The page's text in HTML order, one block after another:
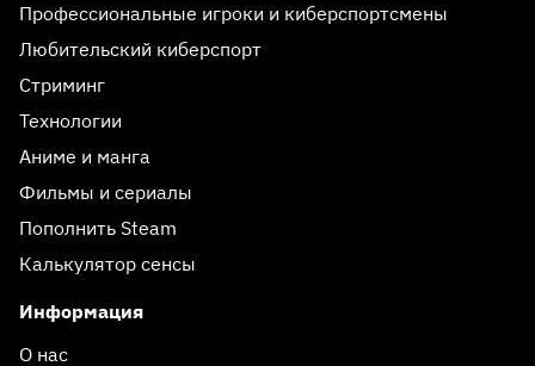
Профессиональные игроки и киберспортсмены
Любительский киберспорт
Стриминг
Технологии
Аниме и манга
Фильмы и сериалы
Пополнить Steam
Калькулятор сенсы
Информация
О нас